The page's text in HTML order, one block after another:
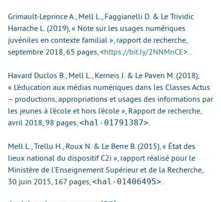
Grimault-Leprince A., Mell L., Faggianelli D. & Le Trividic
Harrache L. (2019), « Note sur les usages numériques
juvéniles en contexte familial », rapport de recherche,
septembre 2018, 65 pages,<https://bit.ly/2NNMnCE> .
Havard Duclos B., Mell L., Kerneis J. & Le Paven M. (2018),
« L’éducation aux médias numériques dans les Classes Actus
– productions, appropriations et usages des informations par
les jeunes à l’école et hors l’école », Rapport de recherche,
avril 2018, 98 pages,<hal-01791387>.
Mell L., Trellu H., Roux N. & Le Berre B. (2015), « État des
lieux national du dispositif C2i », rapport réalisé pour le
Ministère de l’Enseignement Supérieur et de la Recherche,
30 juin 2015, 167 pages,<hal-01406495>.